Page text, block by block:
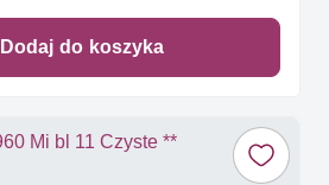
Dodaj do koszyka